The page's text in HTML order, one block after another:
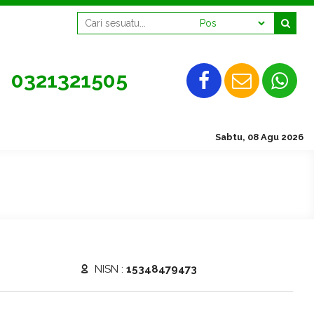
0321321505
Sabtu, 08 Agu 2026
SMAN 2 Mojokerto,
NISN : 15348479473